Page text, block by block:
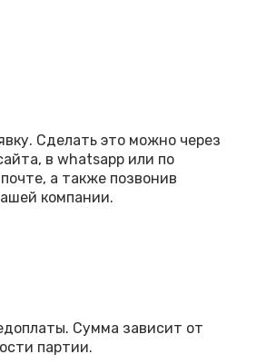
Сделать это можно через
в whatsapp или по
а также позвонив
компании.
Сумма зависит от
партии.